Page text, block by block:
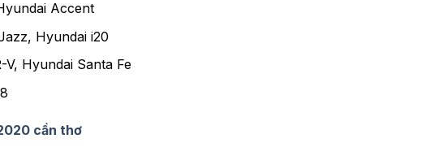
Accent
Hyundai i20
Hyundai Santa Fe
cần thơ